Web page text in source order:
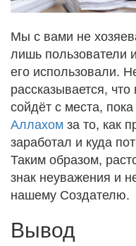
Мы с вами не
лишь пользователи
его использовали.
рассказывается, что
сойдёт с места,
Аллахомза то, как
заработал и куда
Таким образом,
знак неуважения и
нашему Создателю.
Вывод